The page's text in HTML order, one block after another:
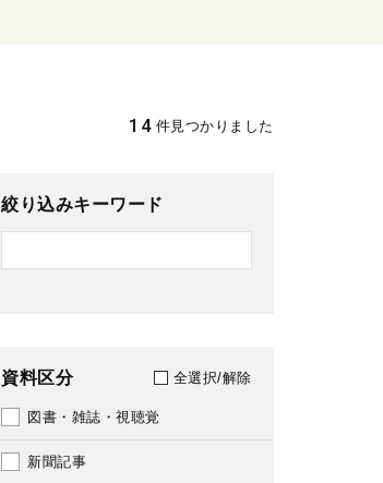
14 件見つかりました
絞り込みキーワード
資料区分 全選択/解除
図書・雑誌・視聴覚
新聞記事